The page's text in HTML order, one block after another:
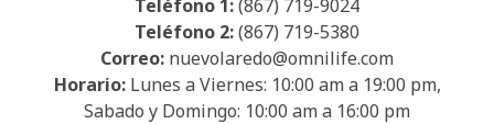
Teléfono 1:(867) 719-9024
Teléfono 2:(867) 719-5380
Correo: nuevolaredo@omnilife.com
Horario:Lunes a Viernes: 10:00 am a 19:00 pm,
Sabado y Domingo: 10:00 am a 16:00 pm